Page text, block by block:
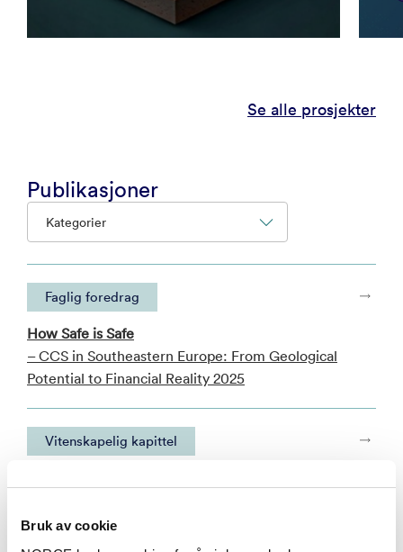
Bruk av cookie
Se alle prosjekter
Publikasjoner
Kategorier
Faglig foredrag
How Safe is Safe
– CCS in Southeastern Europe: From Geological
Potential to Financial Reality 2025
Vitenskapelig kapittel
– 2013